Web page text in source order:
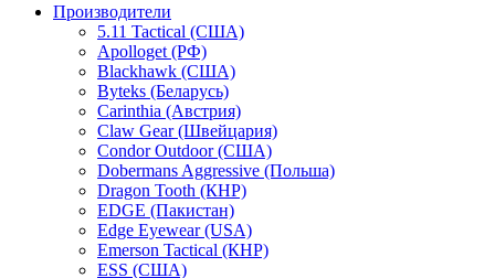
Производители
5.11 Tactical (США)
Apolloget (РФ)
Blackhawk (США)
Byteks (Беларусь)
Carinthia (Австрия)
Claw Gear (Швейцария)
Condor Outdoor (США)
Dobermans Aggressive (Польша)
Dragon Tooth (КНР)
EDGE (Пакистан)
Edge Eyewear (USA)
Emerson Tactical (КНР)
ESS (США)